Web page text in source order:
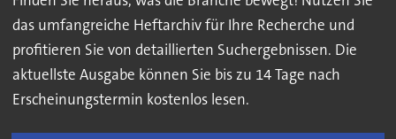
das umfangreiche Heftarchiv für Ihre Recherche und
profitieren Sie von detaillierten Suchergebnissen. Die
aktuellste Ausgabe können Sie bis zu 14 Tage nach
Erscheinungstermin kostenlos lesen.